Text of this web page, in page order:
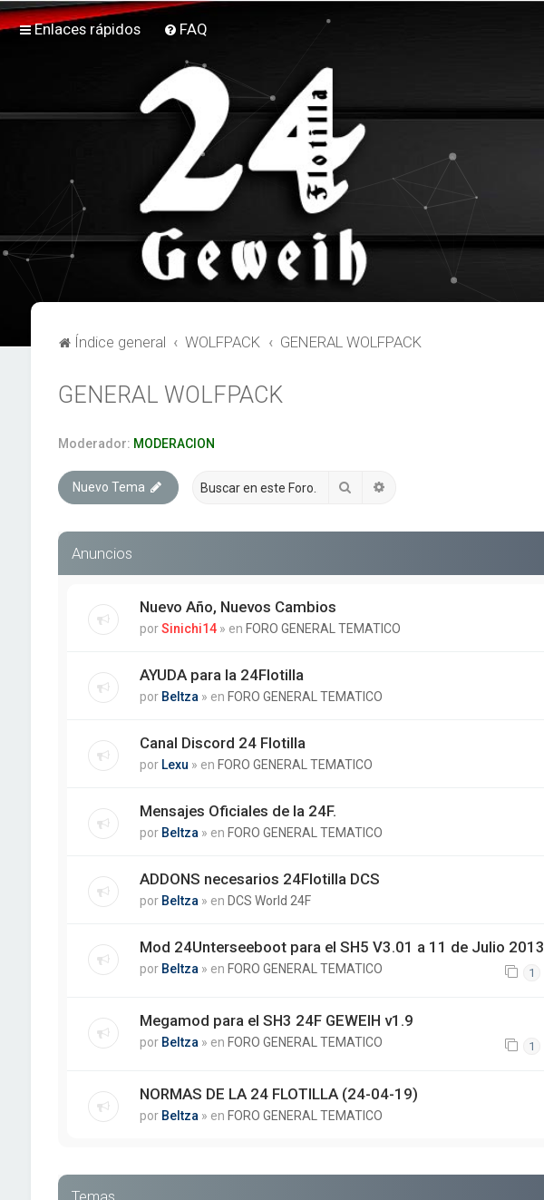
Enlaces rápidos FAQ
Índice general WOLFPACK GENERAL WOLFPACK
GENERAL WOLFPACK
Moderador: MODERACION
Nuevo Tema Buscar
Anuncios
Nuevo Año, Nuevos Cambios
porSinichi14 » en FORO GENERAL TEMATICO
AYUDA para la 24Flotilla
por Beltza » en FORO GENERAL TEMATICO
Canal Discord 24 Flotilla
por Lexu » en FORO GENERAL TEMATICO
Mensajes Oficiales de la 24F.
por Beltza » en FORO GENERAL TEMATICO
ADDONS necesarios 24Flotilla DCS
por Beltza » en DCS World 24F
Mod 24Unterseeboot para el SH5 V3.01 a 11 de Julio 2013
por Beltza » en FORO GENERAL TEMATICO 1
Megamod para el SH3 24F GEWEIH v1.9
por Beltza » en FORO GENERAL TEMATICO 1
NORMAS DE LA 24 FLOTILLA (24-04-19)
por Beltza » en FORO GENERAL TEMATICO